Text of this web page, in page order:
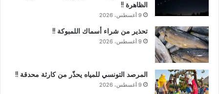
الظاهرة !!
9 أغسطس، 2026
تحذير من شراء أسماك اللمبوكة !!
9 أغسطس، 2026
المرصد التونسي للمياه يحذّر من كارثة محدقة !!
9 أغسطس، 2026